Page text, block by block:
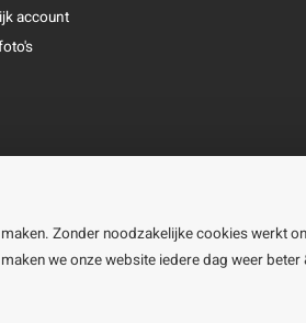
account
Zonder noodzakelijke cookies werkt
we onze website iedere dag weer